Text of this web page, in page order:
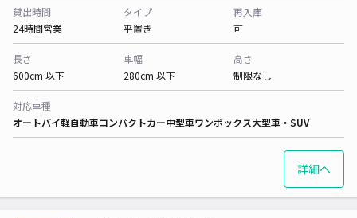
貸出時間
24時間営業
タイプ
平置き
再入庫
可
長さ
600cm 以下
車幅
280cm 以下
高さ
制限なし
対応車種
オートバイ軽自動車コンパクトカー中型車ワンボックス大型車・SUV
詳細へ